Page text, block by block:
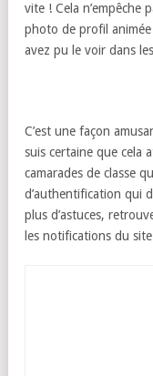
vite ! Cela n’empêche
photo de profil
avez pu le voir dans
C’est une façon
suis certaine que cela
camarades de classe
d’authentification qui
plus d’astuces,
les notifications du